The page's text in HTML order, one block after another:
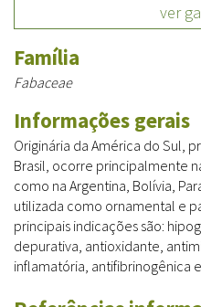
ver
Família
Fabaceae
Informações gerais
Originária da América do Sul,
Brasil, ocorre principalmente
como na Argentina, Bolívia,
utilizada como ornamental e
principais indicações são:
depurativa, antioxidante,
inflamatória, antifibrinogênica